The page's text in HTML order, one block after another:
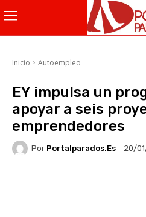
Inicio Autoempleo
EY impulsa un
apoyar a seis
emprendedores
Por Portalparados.es 20/